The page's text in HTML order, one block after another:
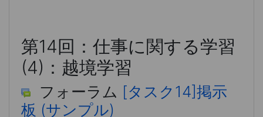
第14回：仕事に関する学習
(4)：越境学習
フォーラム [タスク14]掲示
板 (サンプル)